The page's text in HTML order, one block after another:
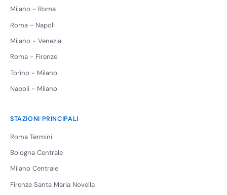
Milano - Roma
Roma - Napoli
Milano - Venezia
Roma - Firenze
Torino - Milano
Napoli - Milano
STAZIONI PRINCIPALI
Roma Termini
Bologna Centrale
Milano Centrale
Firenze Santa Maria Novella